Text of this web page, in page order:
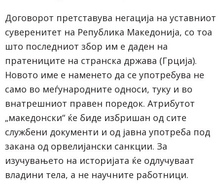
Договорот претставува негација на уставниот
суверенитет на Република Македонија, со тоа
што последниот збор им е даден на
пратениците на странска држава (Грција).
Новото име е наменето да се употребува не
само во меѓународните односи, туку и во
внатрешниот правен поредок. Атрибутот
„македонски“ ќе биде избришан од сите
службени документи и од јавна употреба под
закана од орвелијански санкции. За
изучувањето на историјата ќе одлучуваат
владини тела, а не научните работници.